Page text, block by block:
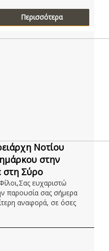
Περισσότερα
Νοτίου
στην
στη Σύρο
ευχαριστώ
παρουσία σας σήμερα
αναφορά, σε όσες